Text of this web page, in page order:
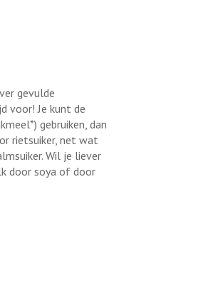
gevulde
voor! Je kunt de
gebruiken, dan
rietsuiker, net wat
Wil je liever
door soya of door